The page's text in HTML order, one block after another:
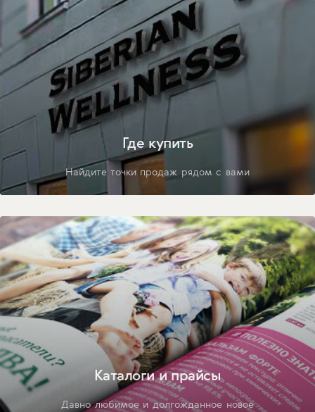
Где купить
Найдите точки продаж рядом с вами
Каталоги и прайсы
Давно любимое и долгожданное новое